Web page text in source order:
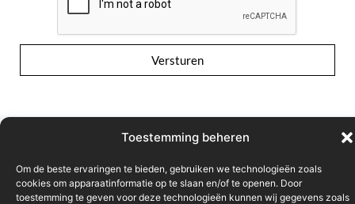
Toestemming beheren
Om de beste ervaringen te bieden, gebruiken we technologieën zoals
cookies om apparaatinformatie op te slaan en/of te openen. Door
toestemming te geven voor deze technologieën kunnen wij gegevens zoals
Versturen
Gebruiksvoorwaarden Vertrouwelijkheidsverklaring